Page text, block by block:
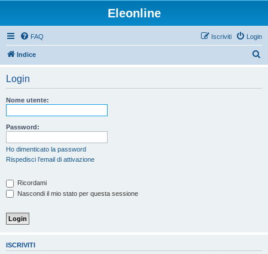
Eleonline
FAQ Login
Iscriviti
Indice
Login
Nome utente:
Password:
Ho dimenticato la password
Rispedisci l’email di attivazione
Ricordami
Nascondi il mio stato per questa sessione
ISCRIVITI